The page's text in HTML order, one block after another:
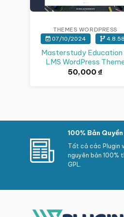
THEMES WORDPRESS
07/10/2024 4.8.58
Masterstudy Education
LMS WordPress
50,000 ₫
100% Bản Quyền
Tất cả các Plugin
nguyên bản 100%
GPL.